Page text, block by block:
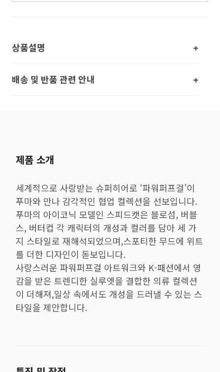
상품설명
배송 및 반품 관련 안내
제품 소개
세계적으로 사랑받는 슈퍼히어로 ‘파워퍼프걸’이
푸마와 만나 감각적인 협업 컬렉션을 선보입니다.
푸마의 아이코닉 모델인 스피드캣은 블로섬, 버블
스, 버터컵 각 캐릭터의 개성과 컬러를 담아 세 가
지 스타일로 재해석되었으며,스포티한 무드에 위트
를 더한 디자인이 돋보입니다.
사랑스러운 파워퍼프걸 아트워크와 K-패션에서 영
감을 받은 트렌디한 실루엣을 결합한 의류 컬렉션
이 더해져,일상 속에서도 개성을 드러낼 수 있는 스
타일을 제안합니다.